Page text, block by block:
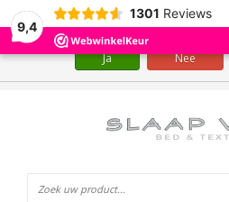
9,4
1301 Reviews
Wij slaan cookies op om onze website
Ja Nee